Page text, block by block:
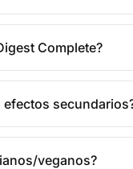
Complete?
veganos?